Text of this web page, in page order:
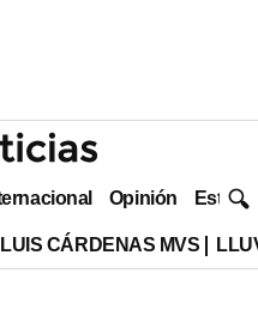
Opinión Estilo
LUIS CÁRDENAS MVS